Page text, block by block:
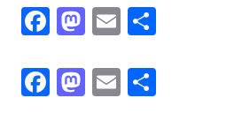
Facebook
Mastodon
Email
Facebook
Mastodon
Email